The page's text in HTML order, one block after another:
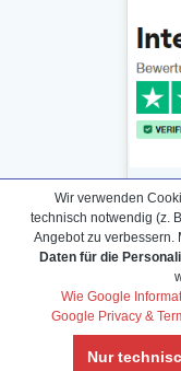
Wir verwenden
technisch notwendig (z.
Angebot zu verbessern.
Daten für die
Wie Google
Google Privacy &
Nur